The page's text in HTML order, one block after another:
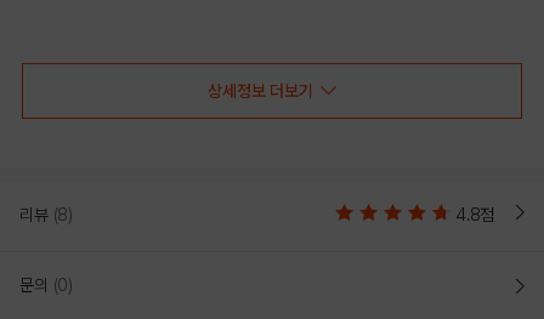
상세정보 더보기
리뷰 (8) 4.8점
문의 (0)